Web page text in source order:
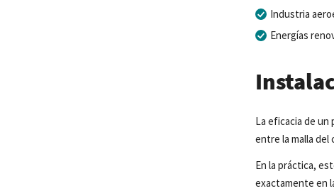
Industria
Energías
La eficacia de
entre la malla del
En la práctica,
exactamente en